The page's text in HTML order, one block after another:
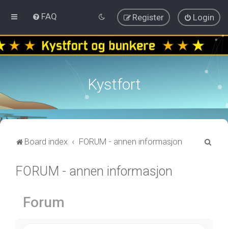
FAQ Login
Register
Kystfort
Board index FORUM - annen informasjon
FORUM - annen informasjon
Forum